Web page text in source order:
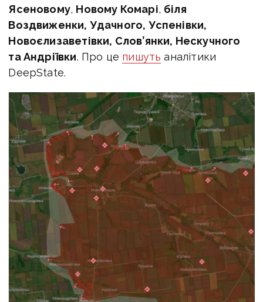
Ясеновому, Новому Комарі, біля
Воздвиженки, Удачного, Успенівки,
Новоєлизаветівки, Слов’янки, Нескучного
та Андріївки. Про це пишуть аналітики
DeepState.